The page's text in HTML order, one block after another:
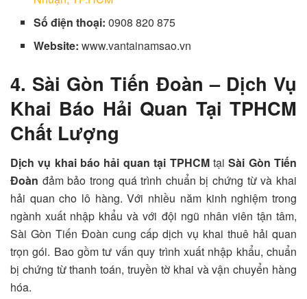
Số điện thoại:0908 820 875
Website:www.vantainamsao.vn
4. Sài Gòn Tiến Đoàn – Dịch Vụ
Khai Báo Hải Quan Tại TPHCM
Chất Lượng
Dịch vụ khai báo hải quan tại TPHCMtạiSài Gòn Tiến
Đoàn đảm bảo trong quá trình chuẩn bị chứng từ và khai
hải quan cho lô hàng. Với nhiều năm kinh nghiệm trong
ngành xuất nhập khẩu và với đội ngũ nhân viên tận tâm,
Sài Gòn Tiến Đoàn cung cấp dịch vụ khai thuê hải quan
trọn gói. Bao gồm tư vấn quy trình xuất nhập khẩu, chuẩn
bị chứng từ thanh toán, truyền tờ khai và vận chuyển hàng
hóa.